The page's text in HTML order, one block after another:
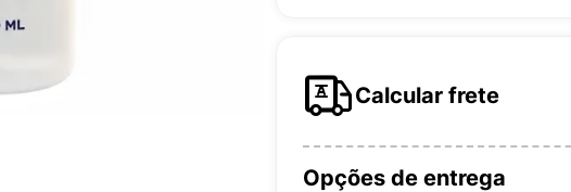
Calcular frete
Opções de entrega